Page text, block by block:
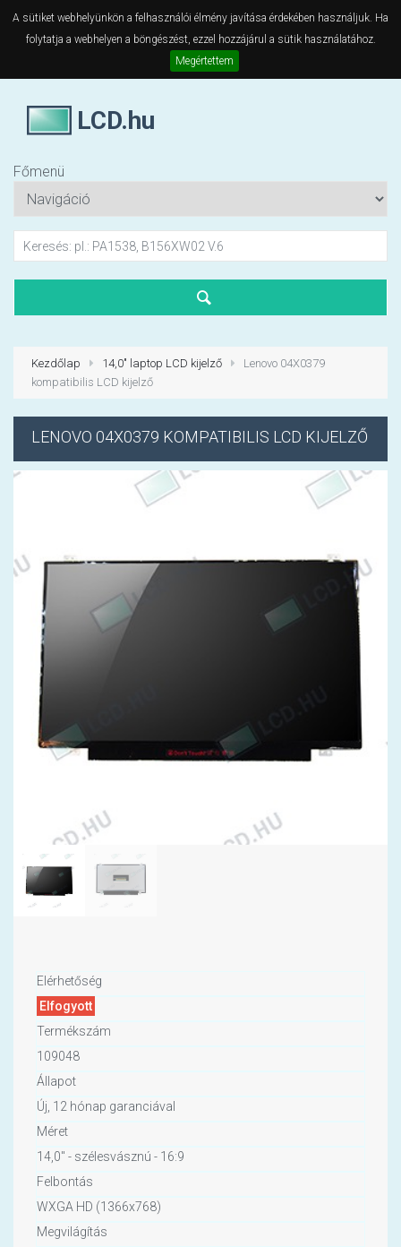
A sütiket webhelyünkön a felhasználói élmény javítása érdekében használjuk. Ha
folytatja a webhelyen a böngészést, ezzel hozzájárul a sütik használatához.
Megértettem
LCD.hu
Főmenü
Kezdőlap 14,0" laptop LCD kijelző
Lenovo 04X0379
kompatibilis LCD kijelző
LENOVO 04X0379 KOMPATIBILIS LCD KIJELZŐ
Elérhetőség
Elfogyott
Termékszám
109048
Állapot
Új, 12 hónap garanciával
Méret
14,0" - szélesvásznú - 16:9
Felbontás
WXGA HD (1366x768)
Megvilágítás